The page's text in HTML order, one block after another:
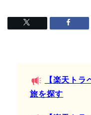
【楽天ト
旅を探す